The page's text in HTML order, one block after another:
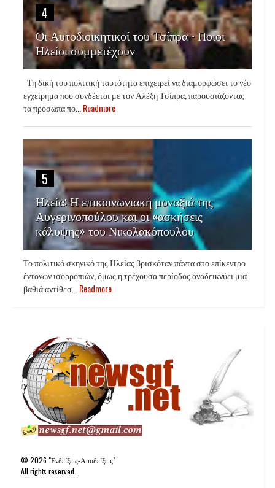
4
Οι Αυτοδιοικητικοί του Τσίπρα - Ποιοι
Ηλείοι συμμετέχουν
Τη δική του πολιτική ταυτότητα επιχειρεί να διαμορφώσει το νέο
εγχείρημα που συνδέεται με τον Αλέξη Τσίπρα, παρουσιάζοντας
τα πρόσωπα πο...Readmore
5
Ηλεία: Η επικοινωνιακή μοναξιά της
Αυγερινοπούλου και οι «ασκήσεις
κάλυψης» του Νικολακόπουλου
Το πολιτικό σκηνικό της Ηλείας βρισκόταν πάντα στο επίκεντρο
έντονων ισορροπιών, όμως η τρέχουσα περίοδος αναδεικνύει μια
βαθιά αντίθεσ...Readmore
©2026 "Ενδείξεις-Αποδείξεις"
All rights reserved.